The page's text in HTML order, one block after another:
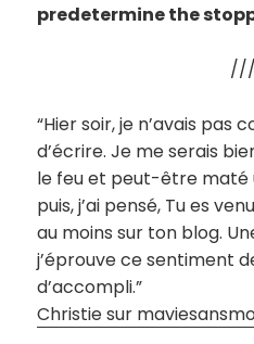
predetermine the
///
“Hier soir, je n’avais
d’écrire. Je me serais
le feu et peut-être maté
puis, j’ai pensé, Tu es
au moins sur ton blog.
j’éprouve ce sentiment
d’accompli.”
Christie sur